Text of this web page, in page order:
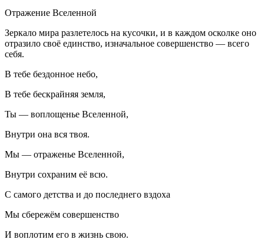
Отражение Вселенной
Зеркало мира разлетелось на кусочки, и в каждом осколке оно
отразило своё единство, изначальное совершенство — всего
себя.
В тебе бездонное небо,
В тебе бескрайняя земля,
Ты — воплощенье Вселенной,
Внутри она вся твоя.
Мы — отраженье Вселенной,
Внутри сохраним её всю.
С самого детства и до последнего вздоха
Мы сбережём совершенство
И воплотим его в жизнь свою.